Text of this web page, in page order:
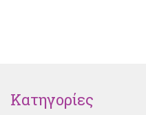
Κατηγορίες